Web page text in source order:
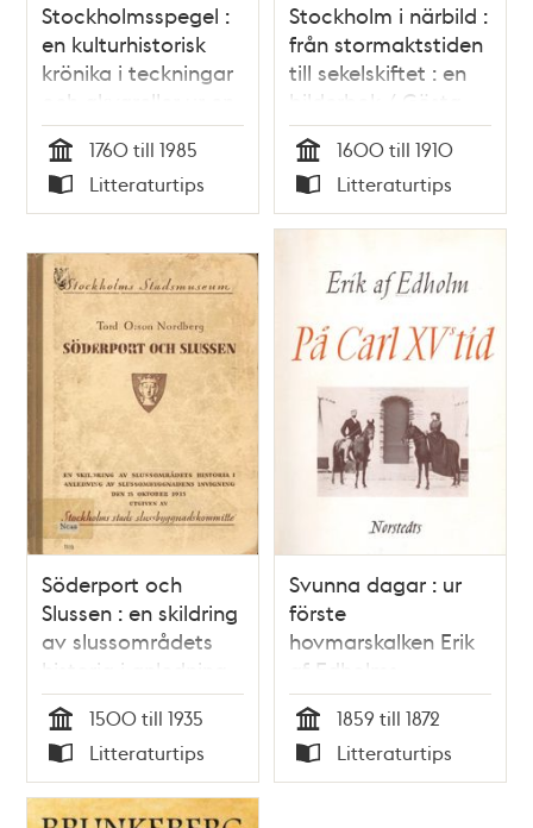
Stockholmsspegel :
en kulturhistorisk
krönika i teckningar
och akvareller ur en
bildskatt i
Stockholms
Stadsmuseums
gömmor / Rolf
Tid
1760 till 1985
Typ
Litteraturtips
Stockholm i närbild :
från stormaktstiden
till sekelskiftet : en
bilderbok / Gösta
Selling
Tid
1600 till 1910
Typ
Litteraturtips
Söderport och
Slussen : en skildring
av slussområdets
historia i anledning
av
slussombyggnadens
invigning den 15
oktober 1935 / Tord
O:son Nordberg
Tid
1500 till 1935
Typ
Litteraturtips
Svunna dagar : ur
förste
hovmarskalken Erik
af Edholms
dagböcker :
tidsbilder från 1800-
talet. På Carl XV:s
tid / utgivna av
Tid
1859 till 1872
Typ
Litteraturtips